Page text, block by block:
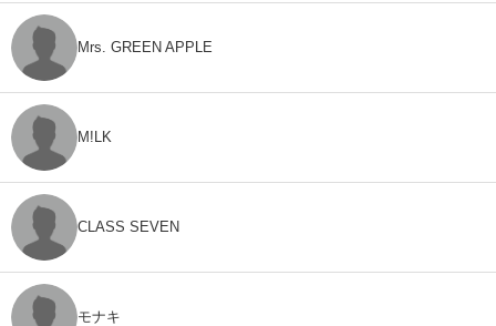
Mrs. GREEN APPLE
M!LK
CLASS SEVEN
モナキ